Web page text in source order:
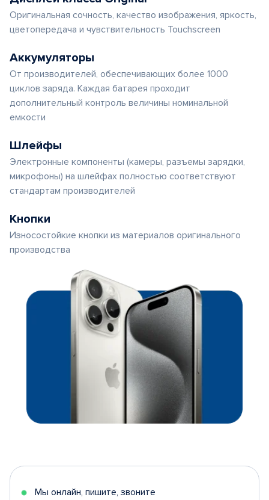
Оригинальная сочность, качество изображения, яркость,
цветопередача и чувствительность Touchscreen
Аккумуляторы
От производителей, обеспечивающих более 1000
циклов заряда. Каждая батарея проходит
дополнительный контроль величины номинальной
емкости
Шлейфы
Электронные компоненты (камеры, разъемы зарядки,
микрофоны) на шлейфах полностью соответствуют
стандартам производителей
Кнопки
Износостойкие кнопки из материалов оригинального
производства
Мы онлайн, пишите, звоните